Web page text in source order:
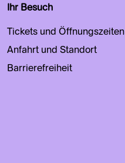
Ihr Besuch
Tickets und Öffnungszeiten
Anfahrt und Standort
Barrierefreiheit